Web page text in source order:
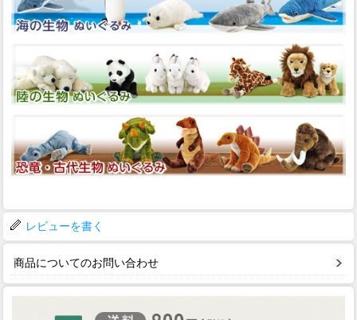
レビューを書く
商品についてのお問い合わせ